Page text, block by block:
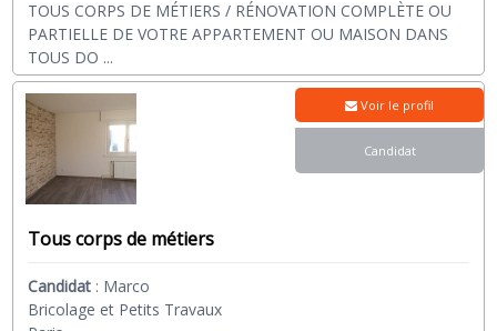
TOUS CORPS DE MÉTIERS / RÉNOVATION COMPLÈTE OU
PARTIELLE DE VOTRE APPARTEMENT OU MAISON DANS
TOUS DO ...
Tous corps de métiers
Candidat : Marco
Bricolage et Petits Travaux
Voir le profil
Candidat